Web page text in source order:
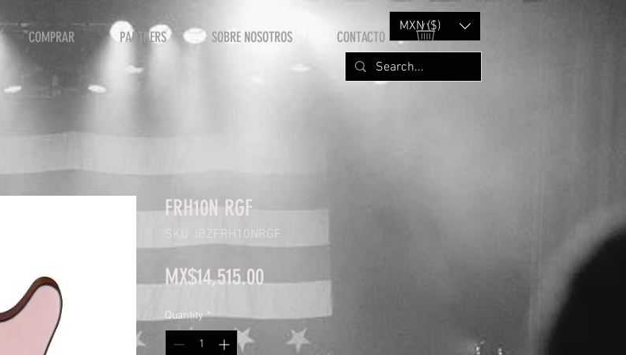
COMPRAR PARTNERS SOBRE NOSOTROS CONTACTO
MXN ($)
FRH10N RGF
SKU: IBZFRH10NRGF
MX$14,515.00Price
Quantity *